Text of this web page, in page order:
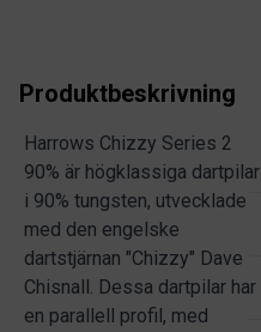
Produktbeskrivning
Harrows Chizzy Series 2
90% är högklassiga dartpilar
i 90% tungsten, utvecklade
med den engelske
dartstjärnan "Chizzy" Dave
Chisnall. Dessa dartpilar har
en parallell profil, med